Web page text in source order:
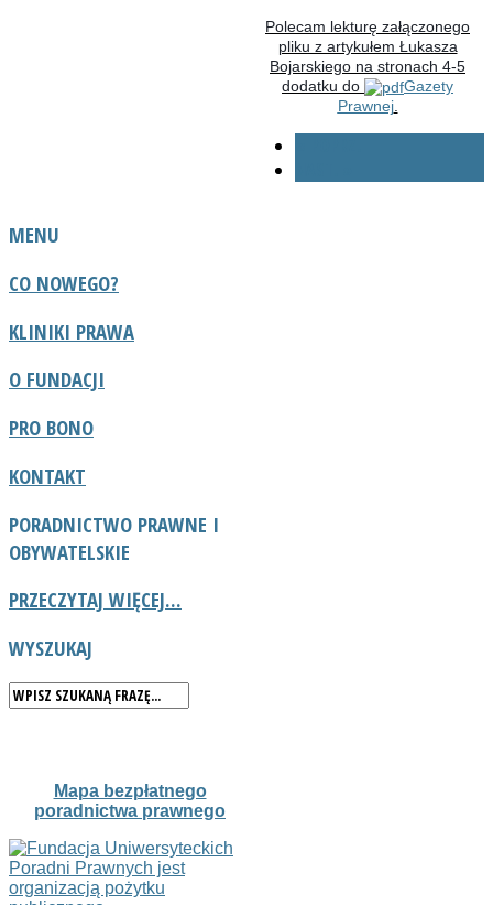
Polecam lekturę załączonego
pliku z artykułem Łukasza
Bojarskiego na stronach 4-5
dodatku do
Gazety
Prawnej.
MENU
CO NOWEGO?
KLINIKI PRAWA
O FUNDACJI
PRO BONO
KONTAKT
PORADNICTWO PRAWNE I
OBYWATELSKIE
PRZECZYTAJ WIĘCEJ...
WYSZUKAJ
Mapa bezpłatnego
poradnictwa prawnego